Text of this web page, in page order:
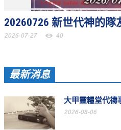
教會節慶_2024年
教會節慶_2023年
教會節慶_2021年
教會節慶_2019年
教會節慶_2018年
20260726 新世代神的隊
2026-07-27 40
最新消息
大甲靈糧堂代禱
2026-08-06